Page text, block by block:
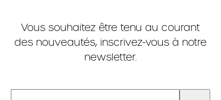
Vous souhaitez être tenu au courant
des nouveautés, inscrivez-vous à notre
newsletter.